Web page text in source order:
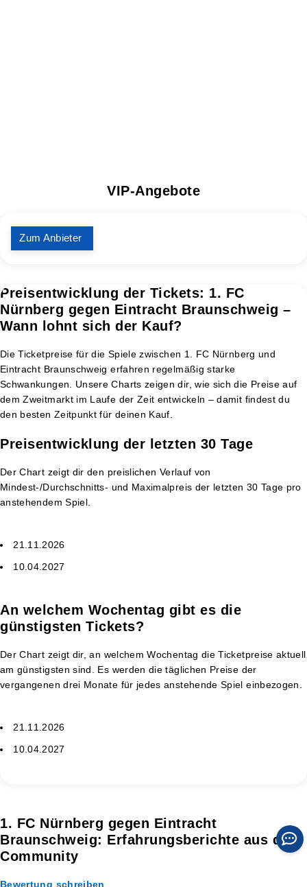
VIP-Angebote
Zum Anbieter
Preisentwicklung der Tickets: 1. FC
Nürnberg gegen Eintracht Braunschweig –
Wann lohnt sich der Kauf?
Die Ticketpreise für die Spiele zwischen 1. FC Nürnberg und
Eintracht Braunschweig erfahren regelmäßig starke
Schwankungen. Unsere Charts zeigen dir, wie sich die Preise auf
dem Zweitmarkt im Laufe der Zeit entwickeln – damit findest du
den besten Zeitpunkt für deinen Kauf.
Preisentwicklung der letzten 30 Tage
Der Chart zeigt dir den preislichen Verlauf von
Mindest-/Durchschnitts- und Maximalpreis der letzten 30 Tage pro
anstehendem Spiel.
21.11.2026
10.04.2027
An welchem Wochentag gibt es die
günstigsten Tickets?
Der Chart zeigt dir, an welchem Wochentag die Ticketpreise aktuell
am günstigsten sind. Es werden die täglichen Preise der
vergangenen drei Monate für jedes anstehende Spiel einbezogen.
21.11.2026
10.04.2027
1. FC Nürnberg gegen Eintracht
Braunschweig: Erfahrungsberichte aus der
Community
Bewertung schreiben